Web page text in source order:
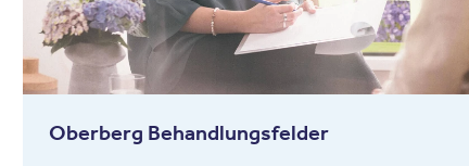
Oberberg Behandlungsfelder